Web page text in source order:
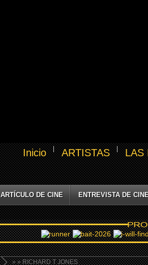
Inicio ARTISTAS LAS
ARTÍCULO DE CINE ENTREVISTA DE
»» RICHARD T JONES